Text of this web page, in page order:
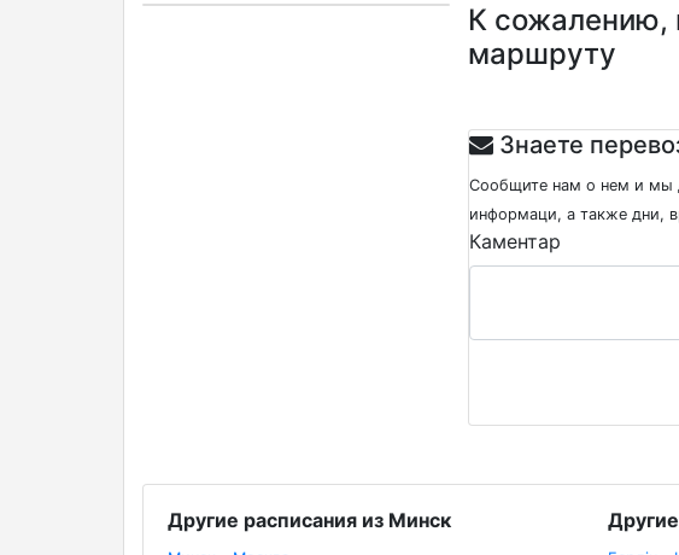
К сожалению,
маршруту
Знаете
Сообщите нам о нем и мы
информаци, а также дни,
Каментар
Другие расписания из Минск